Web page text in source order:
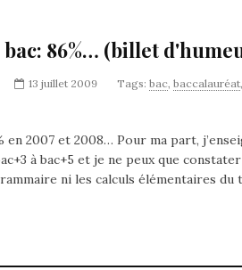
86%… (billet
13 juillet 2009 Tags: bac, baccalauréat,
2007 et 2008… Pour ma part,
à bac+5 et je ne peux que
ni les calculs élémentaires du